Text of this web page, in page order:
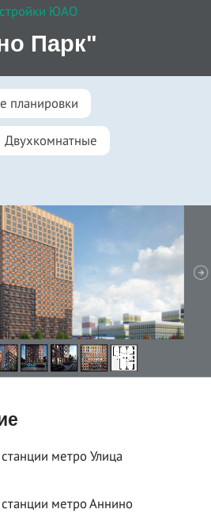
ЮАО
Парк"
планировки
Двухкомнатные
метро Улица
метро Аннино